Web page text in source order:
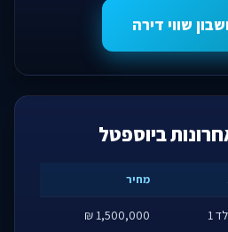
שווי דירה
ביוספטל
מחיר
1
1,500,000 ₪